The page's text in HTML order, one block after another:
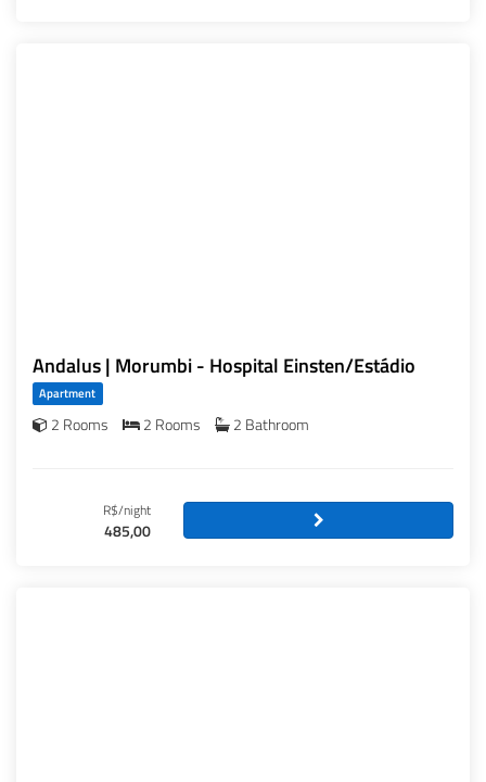
Andalus | Morumbi - Hospital Einsten/Estádio
Apartment
2 Rooms 2 Rooms 2 Bathroom
R$/night
485,00